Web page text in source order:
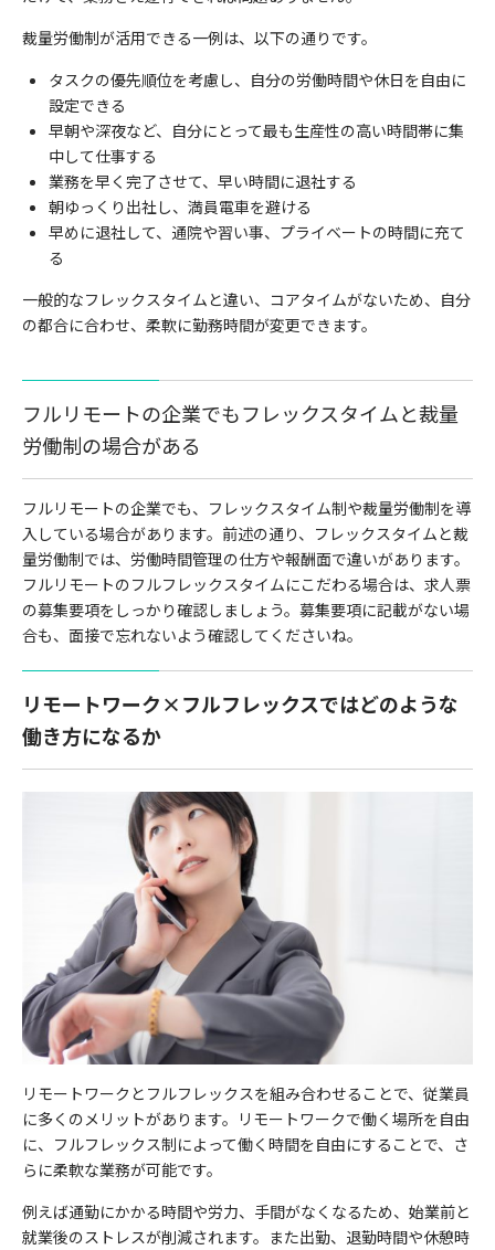
裁量労働制が活用できる一例は、以下の通りです。
タスクの優先順位を考慮し、自分の労働時間や休日を自由に
設定できる
早朝や深夜など、自分にとって最も生産性の高い時間帯に集
中して仕事する
業務を早く完了させて、早い時間に退社する
朝ゆっくり出社し、満員電車を避ける
早めに退社して、通院や習い事、プライベートの時間に充て
る
一般的なフレックスタイムと違い、コアタイムがないため、自分
の都合に合わせ、柔軟に勤務時間が変更できます。
フルリモートの企業でもフレックスタイムと裁量
労働制の場合がある
フルリモートの企業でも、フレックスタイム制や裁量労働制を導
入している場合があります。前述の通り、フレックスタイムと裁
量労働制では、労働時間管理の仕方や報酬面で違いがあります。
フルリモートのフルフレックスタイムにこだわる場合は、求人票
の募集要項をしっかり確認しましょう。募集要項に記載がない場
合も、面接で忘れないよう確認してくださいね。
リモートワーク×フルフレックスではどのような
働き方になるか
リモートワークとフルフレックスを組み合わせることで、従業員
に多くのメリットがあります。リモートワークで働く場所を自由
に、フルフレックス制によって働く時間を自由にすることで、さ
らに柔軟な業務が可能です。
例えば通勤にかかる時間や労力、手間がなくなるため、始業前と
就業後のストレスが削減されます。また出勤、退勤時間や休憩時